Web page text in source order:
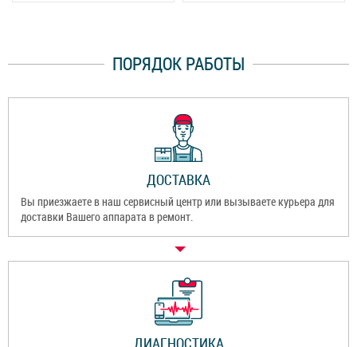
ПОРЯДОК РАБОТЫ
ДОСТАВКА
Вы приезжаете в наш сервисный центр или вызываете курьера для
доставки Вашего аппарата в ремонт.
ДИАГНОСТИКА